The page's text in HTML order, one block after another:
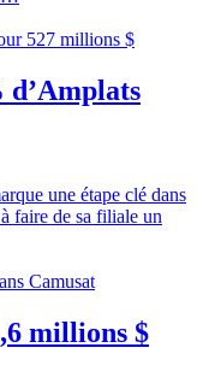
d’Amplats
une étape clé dans
faire de sa filiale un
millions $